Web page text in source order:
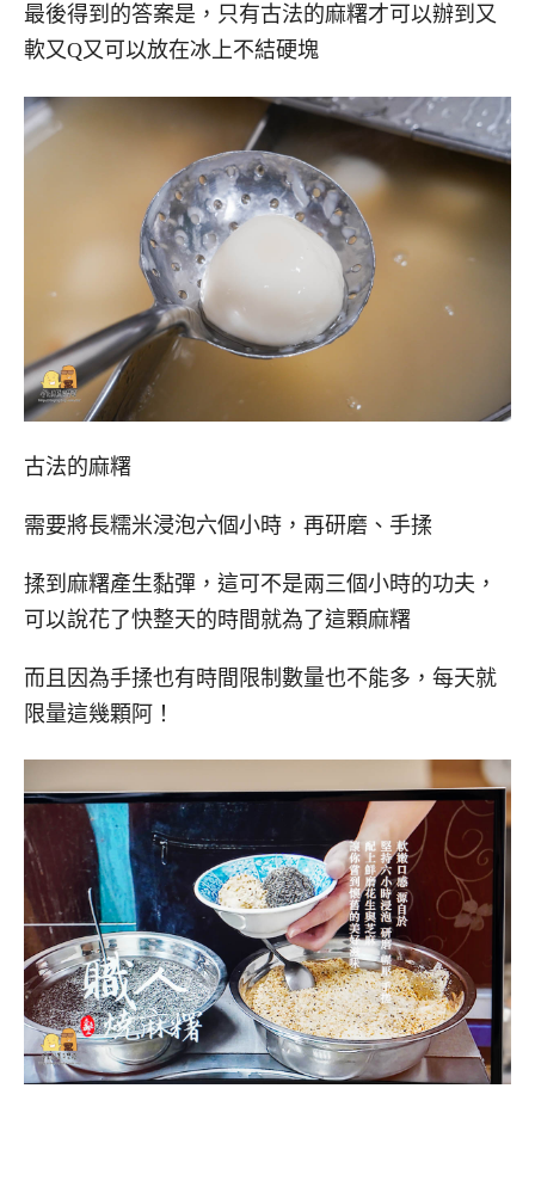
最後得到的答案是，只有古法的麻糬才可以辦到又
軟又Q又可以放在冰上不結硬塊
古法的麻糬
需要將長糯米浸泡六個小時，再研磨、手揉
揉到麻糬產生黏彈，這可不是兩三個小時的功夫，
可以說花了快整天的時間就為了這顆麻糬
而且因為手揉也有時間限制數量也不能多，每天就
限量這幾顆阿！